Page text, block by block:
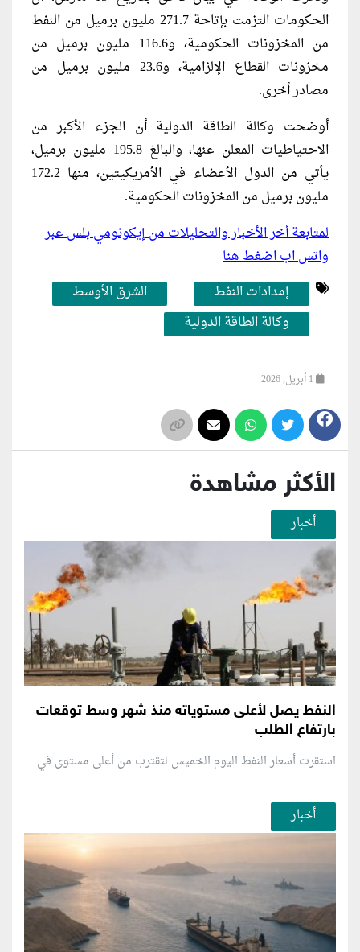
الحكومات ⁠التزمت بإتاحة 271.7 مليون برميل من النفط
من المخزونات الحكومية، و116.6 مليون برميل من
مخزونات القطاع الإلزامية، و23.6 مليون برميل من
مصادر أخرى.
أوضحت وكالة الطاقة الدولية أن الجزء الأكبر من
الاحتياطيات المعلن عنها، والبالغ 195.8 مليون برميل،
يأتي من الدول الأعضاء في الأمريكيتين، منها 172.2
مليون برميل من المخزونات الحكومية.
لمتابعة أخر الأخبار والتحليلات من إيكونومي بلس عبر
واتس اب اضغط هنا
إمدادات النفط
الشرق الأوسط
وكالة الطاقة الدولية
الأكثر مشاهدة
أخبار
النفط يصل لأعلى مستوياته منذ شهر وسط توقعات
بارتفاع الطلب
استقرت أسعار النفط اليوم الخميس لتقترب من أعلى مستوى في...
أخبار